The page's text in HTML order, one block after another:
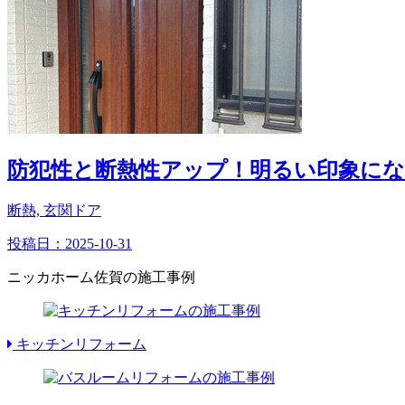
防犯性と断熱性アップ！明るい印象に
断熱, 玄関ドア
投稿日： 2025-10-31
ニッカホーム佐賀の施工事例
キッチンリフォーム